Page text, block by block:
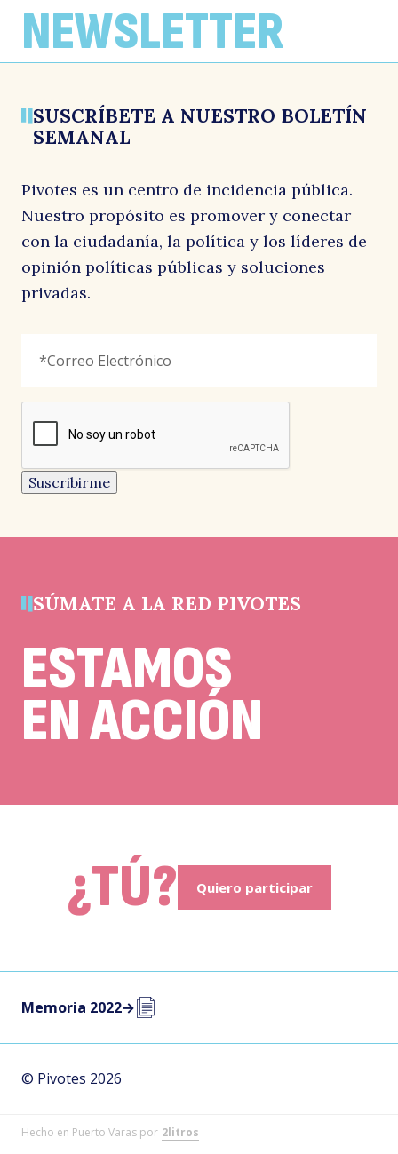
NEWSLETTER
SUSCRÍBETE A NUESTRO BOLETÍN
SEMANAL
señala
campo
un
campo
de
debe
Electrónico *
reCAPTCHA
Suscribirme
Pivotes es un centro de incidencia pública.
Nuestro propósito es promover y conectar
con la ciudadanía, la política y los líderes de
opinión políticas públicas y soluciones
privadas.
SÚMATE A LA RED PIVOTES
ESTAMOS
EN ACCIÓN
¿TÚ? Quiero participar
© Pivotes 2026
Memoria 2022→
Hecho en Puerto Varas por 2litros